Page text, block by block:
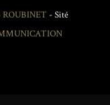
ROUBINET - Sité